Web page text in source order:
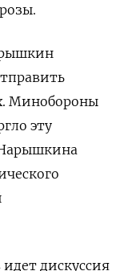
Минобороны
эту
дискуссия